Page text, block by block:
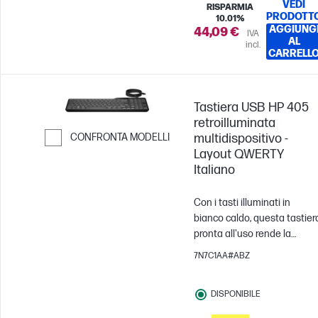
RISPARMIA
10.01%
44,09 €
IVA
incl.
VEDI
AL
CONFRONTA MODELLI
Tastiera USB HP 405
retroilluminata
multidispositivo -
Layout QWERTY
Italiano
Con i tasti illuminati in
bianco caldo, questa
pronta all'uso rende la
digitazione più efficiente
con i tasti silenziosi e tre
livelli di retroilluminazione
7N7C1AA#ABZ
DISPONIBILE